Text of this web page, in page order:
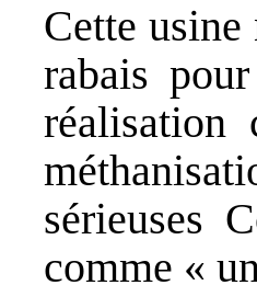
Cette usine
rabais
réalisation
sérieuses
comme «